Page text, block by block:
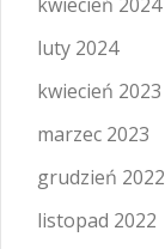
luty 2024
kwiecień 2023
marzec 2023
grudzień 2022
listopad 2022